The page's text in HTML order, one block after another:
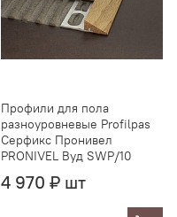
Профили для пола
разноуровневые Profilpas
Серфикс Пронивел
PRONIVEL Вуд SWP/10
4 970 ₽ шт